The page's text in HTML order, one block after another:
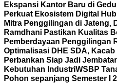
Ekspansi Kantor Baru di
Perkuat Ekosistem Digital
Mitra Penggilingan di Jateng,
Ramdhani Pastikan Kualitas
Pemberdayaan Penggilingan
Optimalisasi DHE SDA,
Perbankan Siap Jadi
Kebutuhan IndustriWSBP
Pohon sepanjang Semester I